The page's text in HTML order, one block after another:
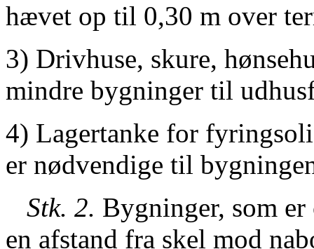
hævet op til 0,30 m over
3) Drivhuse, skure,
mindre bygninger til
4) Lagertanke for
er nødvendige til
Stk. 2. Bygninger, som
en afstand fra skel mod